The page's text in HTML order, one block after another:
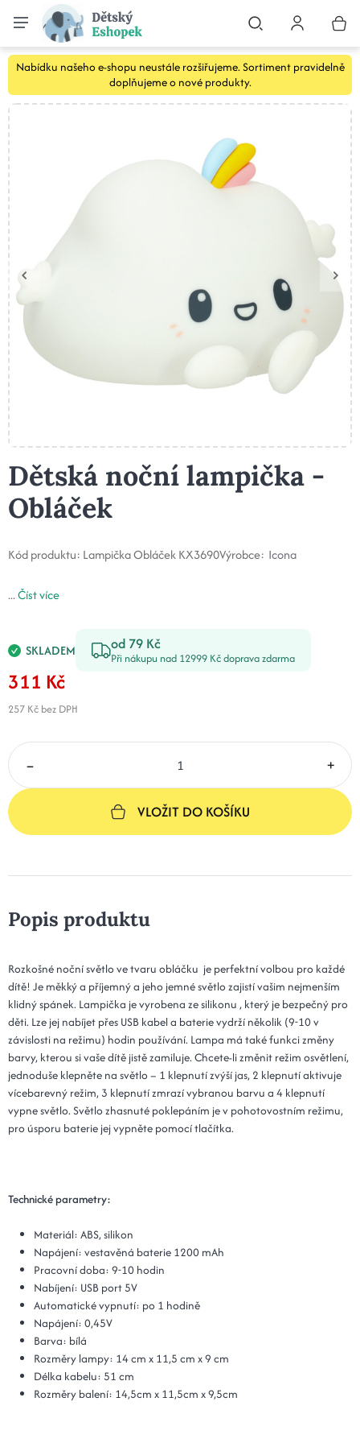
Nabídku našeho e-shopu neustále rozšiřujeme. Sortiment pravidelně
doplňujeme o nové produkty.
Dětská noční lampička -
Obláček
Kód produktu: Lampička Obláček KX3690Výrobce: Icona
...Číst více
SKLADEM od 79 Kč
Při nákupu nad 12999 Kč doprava zdarma
311 Kč
257 Kč bez DPH
– +
VLOŽIT DO KOŠÍKU
Popis produktu
Rozkošné noční světlo ve tvaru obláčku je perfektní volbou pro každé
dítě! Je měkký a příjemný a jeho jemné světlo zajistí vašim nejmenším
klidný spánek. Lampička je vyrobena ze silikonu , který je bezpečný pro
děti. Lze jej nabíjet přes USB kabel a baterie vydrží několik (9-10 v
závislosti na režimu) hodin používání. Lampa má také funkci změny
barvy, kterou si vaše dítě jistě zamiluje. Chcete-li změnit režim osvětlení,
jednoduše klepněte na světlo – 1 klepnutí zvýší jas, 2 klepnutí aktivuje
vícebarevný režim, 3 klepnutí zmrazí vybranou barvu a 4 klepnutí
vypne světlo. Světlo zhasnuté poklepáním je v pohotovostním režimu,
pro úsporu baterie jej vypněte pomocí tlačítka.
Technické parametry:
Materiál: ABS, silikon
Napájení: vestavěná baterie 1200 mAh
Pracovní doba: 9-10 hodin
Nabíjení: USB port 5V
Automatické vypnutí: po 1 hodině
Napájení: 0,45V
Barva: bílá
Rozměry lampy: 14 cm x 11,5 cm x 9 cm
Délka kabelu: 51 cm
Rozměry balení: 14,5cm x 11,5cm x 9,5cm